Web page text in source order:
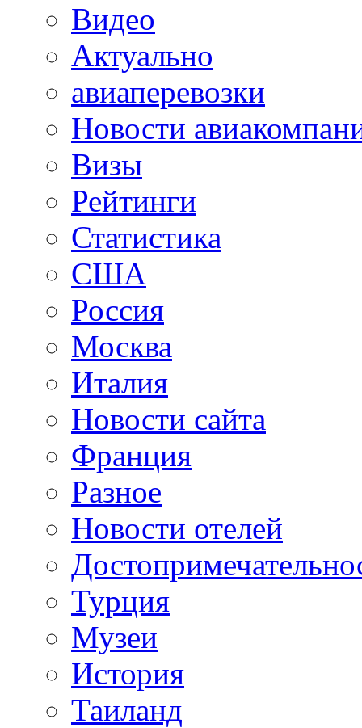
Видео
Актуально
авиаперевозки
Новости
Визы
Рейтинги
Статистика
США
Россия
Москва
Италия
Новости сайта
Франция
Разное
Новости отелей
Турция
Музеи
История
Таиланд